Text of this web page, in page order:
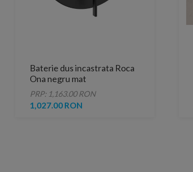
Baterie dus incastrata Roca
Ona negru mat
PRP: 1,163.00 RON
1,027.00 RON